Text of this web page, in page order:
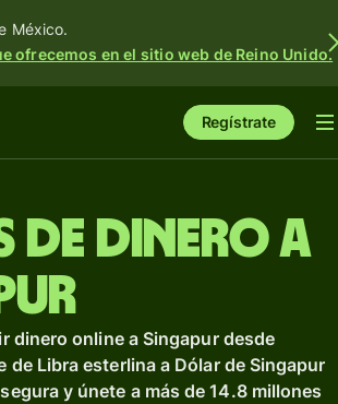
México.
ofrecemos en el sitio web de Reino Unido.
Regístrate
de dinero a
dinero online a Singapur desde
de Libra esterlina a Dólar de Singapur
y únete a más de 14.8 millones